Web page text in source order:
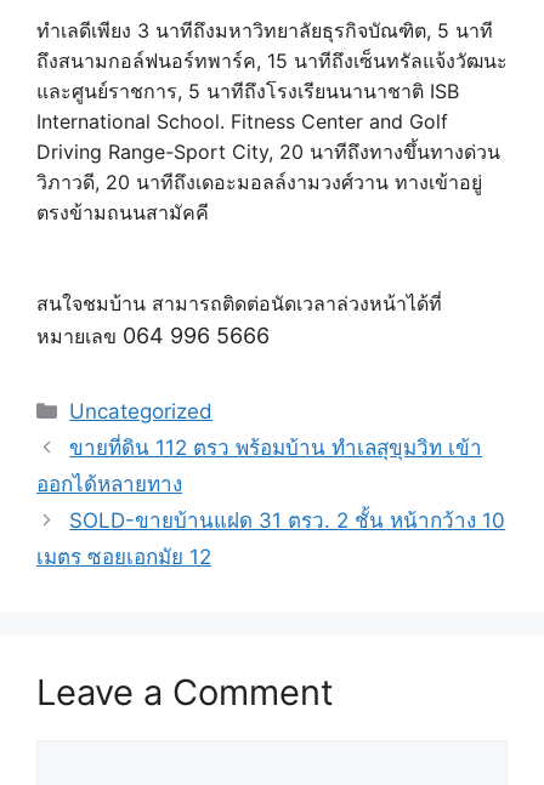
ทำเลดีเพียง 3 นาทีถึงมหาวิทยาลัยธุรกิจบัณฑิต, 5 นาที
ถึงสนามกอล์ฟนอร์ทพาร์ค, 15 นาทีถึงเซ็นทรัลแจ้งวัฒนะ
และศูนย์ราชการ, 5 นาทีถึงโรงเรียนนานาชาติ ISB
International School. Fitness Center and Golf
Driving Range-Sport City, 20 นาทีถึงทางขึ้นทางด่วน
วิภาวดี, 20 นาทีถึงเดอะมอลล์งามวงศ์วาน ทางเข้าอยู่
ตรงข้ามถนนสามัคคี
สนใจชมบ้าน สามารถติดต่อนัดเวลาล่วงหน้าได้ที่
หมายเลข 064 996 5666
Uncategorized
ขายที่ดิน 112 ตรว พร้อมบ้าน ทำเลสุขุมวิท เข้า
ออกได้หลายทาง
SOLD-ขายบ้านแฝด 31 ตรว. 2 ชั้น หน้ากว้าง 10
เมตร ซอยเอกมัย 12
Leave a Comment